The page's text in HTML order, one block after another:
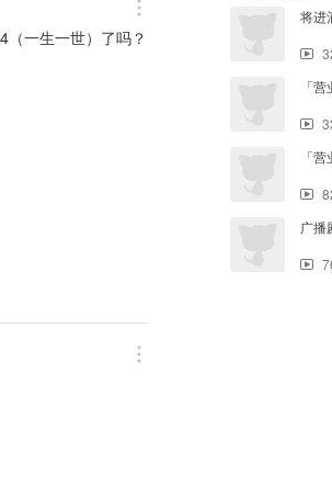
一生一世）了吗？
将进
「
广播